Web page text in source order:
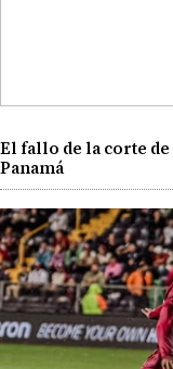
El fallo de la corte de
Panamá